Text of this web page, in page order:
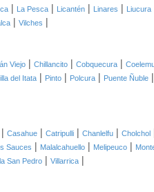
| La Pesca | Licantén | Linares | Liucura
| Vilches |
Viejo | Chillancito | Cobquecura |
del Itata | Pinto | Polcura | Puente Ñuble |
| Casahue | Catripulli | Chanlelfu | Cholchol
Sauces | Malalcahuello | Melipeuco |
San Pedro | Villarrica |